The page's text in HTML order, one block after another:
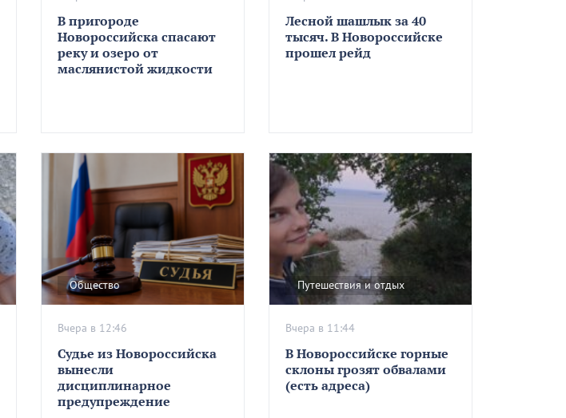
В пригороде
Новороссийска спасают
реку и озеро от
маслянистой жидкости
Лесной шашлык за 40
тысяч. В Новороссийске
прошел рейд
Общество
Судье из Новороссийска
вынесли
дисциплинарное
предупреждение
Вчера в 12:46
Путешествия и отдых
В Новороссийске горные
склоны грозят обвалами
(есть адреса)
Вчера в 11:44